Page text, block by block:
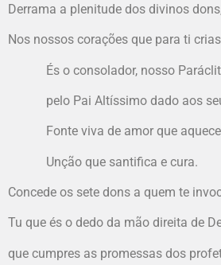
Derrama a plenitude dos divinos
Nos nossos corações que para ti
És o consolador, nosso
pelo Pai Altíssimo dado aos
Fonte viva de amor que
Unção que santifica e cura.
Concede os sete dons a quem te
Tu que és o dedo da mão direita de
que cumpres as promessas dos